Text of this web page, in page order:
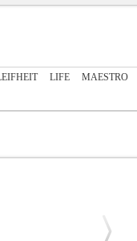
LIFE MAESTRO